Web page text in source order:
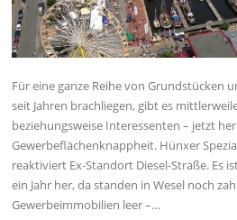
Für eine ganze Reihe von Grundstücken
seit Jahren brachliegen, gibt es
beziehungsweise Interessenten – jetzt
Gewerbeflächenknappheit. Hünxer
reaktiviert Ex-Standort Diesel-Straße. Es
ein Jahr her, da standen in Wesel noch
Gewerbeimmobilien leer –…